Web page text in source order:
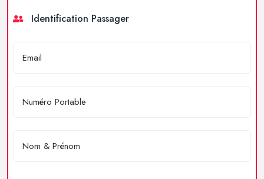
Identification Passager